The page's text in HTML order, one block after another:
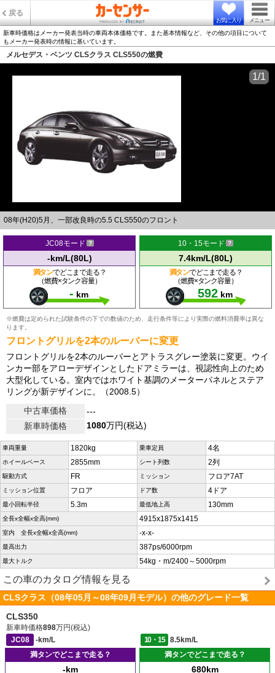
戻る
お気に入り メニュー
新車時価格はメーカー発表当時の車両本体価格です。また基本情報など、その他の項目について
もメーカー発表時の情報に基いています。
メルセデス・ベンツ CLSクラス CLS550の燃費
08年(H20)5月、一部改良時の5.5 CLS550のフロント
1/1
JC08モード
-km/L(80L)
満タンでどこまで走る？
（燃費×タンク容量）
- km
10・15モード
7.4km/L(80L)
満タンでどこまで走る？
（燃費×タンク容量）
592 km
※燃費は定められた試験条件の下での数値のため、走行条件等により実際の燃料消費率は異な
ります。
フロントグリルを2本のルーバーに変更
フロントグリルを2本のルーバーとアトラスグレー塗装に変更。ウイ
ンカー部をアローデザインとしたドアミラーは、視認性向上のため
大型化している。室内ではホワイト基調のメーターパネルとステア
リングが新デザインに。（2008.5）
中古車価格
---
新車時価格
1080万円(税込)
車両重量 1820kg 乗車定員 4名
ホイールベース 2855mm シート列数 2列
駆動方式 FR ミッション フロア7AT
ミッション位置 フロア ドア数 4ドア
最小回転半径 5.3m 最低地上高 130mm
全長x全幅x全高(mm) 4915x1875x1415
室内 全長x全幅x全高(mm) -x-x-
最高出力 387ps/6000rpm
最大トルク 54kg・m/2400～5000rpm
この車のカタログ情報を見る
CLSクラス（08年05月～08年09月モデル）の他のグレード一覧
CLS350
新車時価格898万円(税込)
JC08
-km/L 10・15
8.5km/L
満タンでどこまで走る？
-km
満タンでどこまで走る？
680km